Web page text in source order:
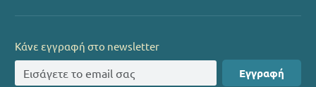
Κάνε εγγραφή στο newsletter
Εγγραφή